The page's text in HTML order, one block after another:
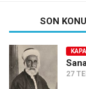
SON
27